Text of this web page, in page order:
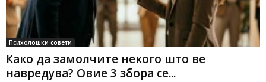
Психолошки совети
Како да замолчите некого што ве
навредува? Овие 3 збора се...